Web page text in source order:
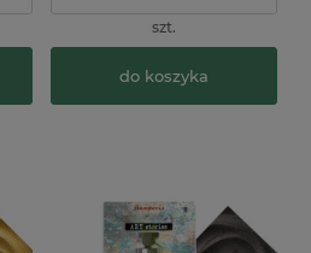
szt.
do koszyka